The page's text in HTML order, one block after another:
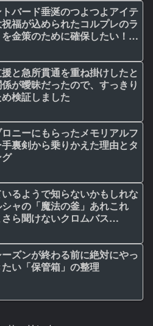
バード垂涎のつよつよアイテ
福が込められたコルプレのラ
金策のために確保したい！
初心者・復帰者の金稼ぎ＆や
方がいいこと【第４回番外編
と急所貫通を重ね掛けしたと
が曖昧だったので、すっきり
検証しました
ニーにもらったメモリアルフ
裏剣から乗りかえた理由とタ
るようで知らないかもしれな
ャの「魔法の釜」あれこれ
さら聞けないクロムバス
ズンが終わる前に絶対にやっ
い「保管箱」の整理